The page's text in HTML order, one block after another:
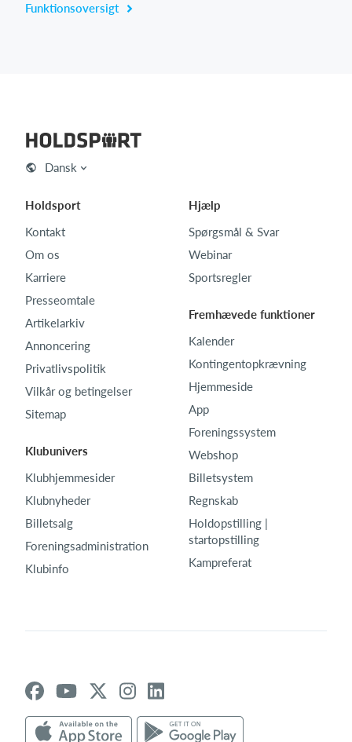
Funktionsoversigt
Dansk
Holdsport
Kontakt
Om os
Karriere
Presseomtale
Artikelarkiv
Annoncering
Privatlivspolitik
Vilkår og betingelser
Sitemap
Klubunivers
Klubhjemmesider
Klubnyheder
Billetsalg
Foreningsadministration
Klubinfo
Hjælp
Spørgsmål & Svar
Webinar
Sportsregler
Fremhævede funktioner
Kalender
Kontingentopkrævning
Hjemmeside
App
Foreningssystem
Webshop
Billetsystem
Regnskab
Holdopstilling |
startopstilling
Kampreferat